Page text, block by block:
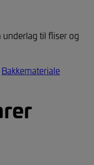
underlag til fliser og
Bakkemateriale